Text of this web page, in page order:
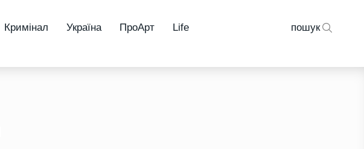
Кримінал Україна ПроАрт Life пошук